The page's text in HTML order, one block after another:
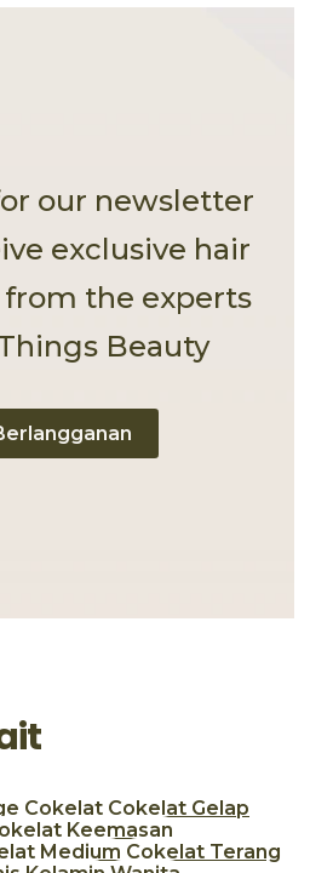
our newsletter
exclusive hair
the experts
Beauty
Cokelat Cokelat Gelap
Keemasan
Medium Cokelat Terang